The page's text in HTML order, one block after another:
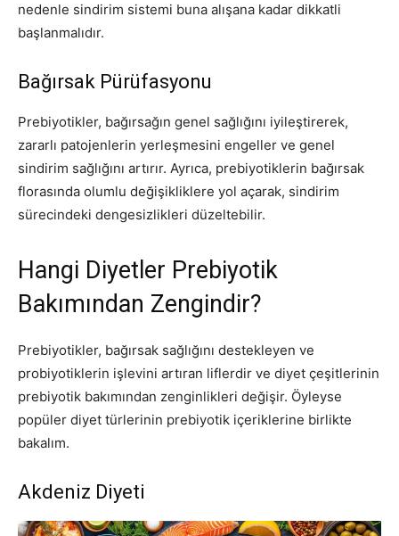
nedenle sindirim sistemi buna alışana kadar dikkatli
başlanmalıdır.
Bağırsak Pürüfasyonu
Prebiyotikler, bağırsağın genel sağlığını iyileştirerek,
zararlı patojenlerin yerleşmesini engeller ve genel
sindirim sağlığını artırır. Ayrıca, prebiyotiklerin bağırsak
florasında olumlu değişikliklere yol açarak, sindirim
sürecindeki dengesizlikleri düzeltebilir.
Hangi Diyetler Prebiyotik
Bakımından Zengindir?
Prebiyotikler, bağırsak sağlığını destekleyen ve
probiyotiklerin işlevini artıran liflerdir ve diyet çeşitlerinin
prebiyotik bakımından zenginlikleri değişir. Öyleyse
popüler diyet türlerinin prebiyotik içeriklerine birlikte
bakalım.
Akdeniz Diyeti